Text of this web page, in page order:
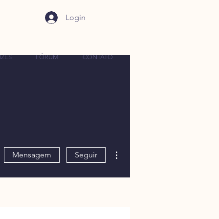
FÓRUM CONTATO
Login
Mensagem Seguir